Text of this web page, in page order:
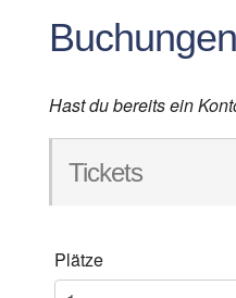
Buchungen
Hast du bereits ein
Tickets
Plätze